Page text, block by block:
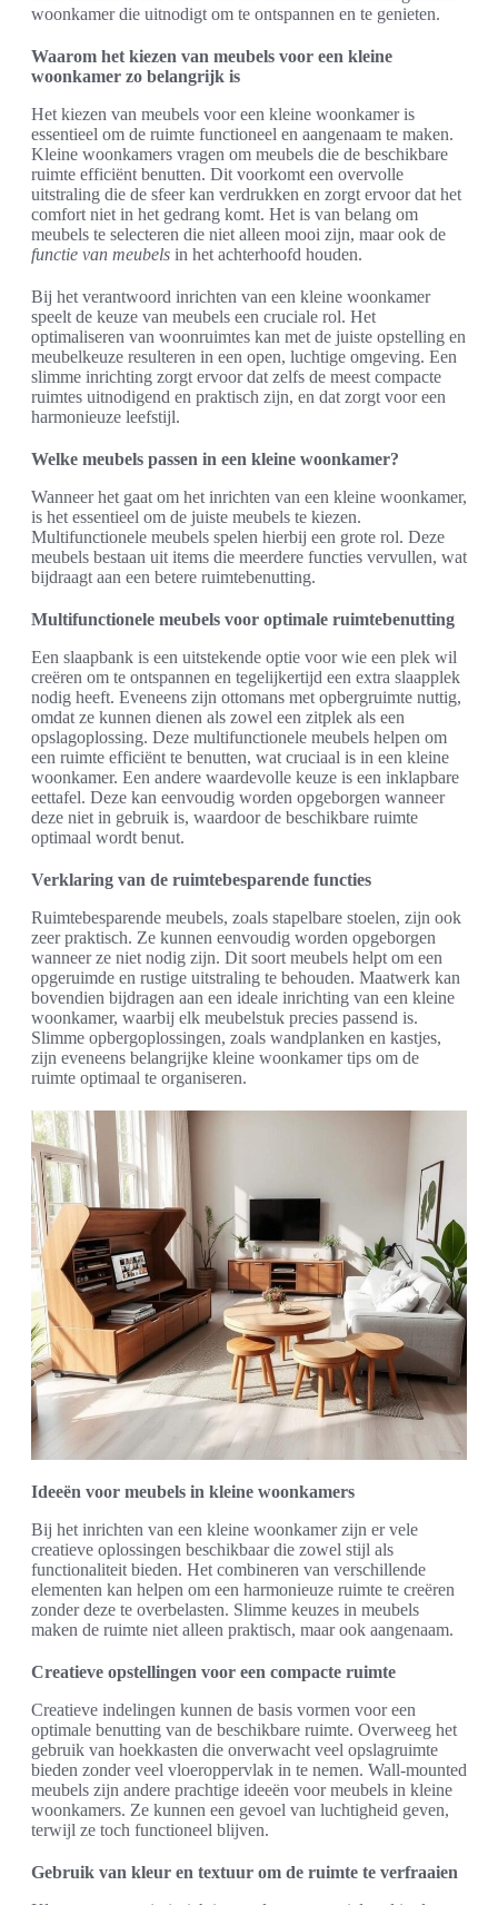
woonkamer die uitnodigt om te ontspannen en te genieten.
Waarom het kiezen van meubels voor een kleine
woonkamer zo belangrijk is
Het kiezen van meubels voor een kleine woonkamer is
essentieel om de ruimte functioneel en aangenaam te maken.
Kleine woonkamers vragen om meubels die de beschikbare
ruimte efficiënt benutten. Dit voorkomt een overvolle
uitstraling die de sfeer kan verdrukken en zorgt ervoor dat het
comfort niet in het gedrang komt. Het is van belang om
meubels te selecteren die niet alleen mooi zijn, maar ook de
functie van meubels in het achterhoofd houden.
Bij het verantwoord inrichten van een kleine woonkamer
speelt de keuze van meubels een cruciale rol. Het
optimaliseren van woonruimtes kan met de juiste opstelling en
meubelkeuze resulteren in een open, luchtige omgeving. Een
slimme inrichting zorgt ervoor dat zelfs de meest compacte
ruimtes uitnodigend en praktisch zijn, en dat zorgt voor een
harmonieuze leefstijl.
Welke meubels passen in een kleine woonkamer?
Wanneer het gaat om het inrichten van een kleine woonkamer,
is het essentieel om de juiste meubels te kiezen.
Multifunctionele meubels spelen hierbij een grote rol. Deze
meubels bestaan uit items die meerdere functies vervullen, wat
bijdraagt aan een betere ruimtebenutting.
Multifunctionele meubels voor optimale ruimtebenutting
Een slaapbank is een uitstekende optie voor wie een plek wil
creëren om te ontspannen en tegelijkertijd een extra slaapplek
nodig heeft. Eveneens zijn ottomans met opbergruimte nuttig,
omdat ze kunnen dienen als zowel een zitplek als een
opslagoplossing. Deze multifunctionele meubels helpen om
een ruimte efficiënt te benutten, wat cruciaal is in een kleine
woonkamer. Een andere waardevolle keuze is een inklapbare
eettafel. Deze kan eenvoudig worden opgeborgen wanneer
deze niet in gebruik is, waardoor de beschikbare ruimte
optimaal wordt benut.
Verklaring van de ruimtebesparende functies
Ruimtebesparende meubels, zoals stapelbare stoelen, zijn ook
zeer praktisch. Ze kunnen eenvoudig worden opgeborgen
wanneer ze niet nodig zijn. Dit soort meubels helpt om een
opgeruimde en rustige uitstraling te behouden. Maatwerk kan
bovendien bijdragen aan een ideale inrichting van een kleine
woonkamer, waarbij elk meubelstuk precies passend is.
Slimme opbergoplossingen, zoals wandplanken en kastjes,
zijn eveneens belangrijke kleine woonkamer tips om de
ruimte optimaal te organiseren.
Ideeën voor meubels in kleine woonkamers
Bij het inrichten van een kleine woonkamer zijn er vele
creatieve oplossingen beschikbaar die zowel stijl als
functionaliteit bieden. Het combineren van verschillende
elementen kan helpen om een harmonieuze ruimte te creëren
zonder deze te overbelasten. Slimme keuzes in meubels
maken de ruimte niet alleen praktisch, maar ook aangenaam.
Creatieve opstellingen voor een compacte ruimte
Creatieve indelingen kunnen de basis vormen voor een
optimale benutting van de beschikbare ruimte. Overweeg het
gebruik van hoekkasten die onverwacht veel opslagruimte
bieden zonder veel vloeroppervlak in te nemen. Wall-mounted
meubels zijn andere prachtige ideeën voor meubels in kleine
woonkamers. Ze kunnen een gevoel van luchtigheid geven,
terwijl ze toch functioneel blijven.
Gebruik van kleur en textuur om de ruimte te verfraaien